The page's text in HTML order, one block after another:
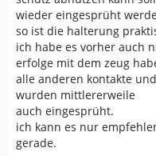
wieder eingesprüht
so ist die halterung
ich habe es vorher auch
erfolge mit dem zeug
alle anderen kontakte
wurden mittlererweile
auch eingesprüht.
ich kann es nur
gerade.